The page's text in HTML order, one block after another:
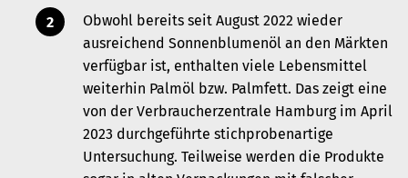
Obwohl bereits seit August 2022 wieder
ausreichend Sonnenblumenöl an den Märkten
verfügbar ist, enthalten viele Lebensmittel
weiterhin Palmöl bzw. Palmfett. Das zeigt eine
von der Verbraucherzentrale Hamburg im April
2023 durchgeführte stichprobenartige
Untersuchung. Teilweise werden die Produkte